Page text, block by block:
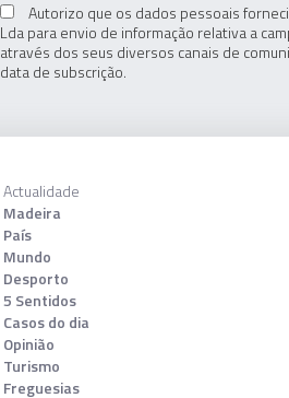
Autorizo que os dados pessoais
Lda para envio de informação relativa a
através dos seus diversos canais de
data de subscrição.
Actualidade
Madeira
País
Mundo
Desporto
5 Sentidos
Casos do dia
Opinião
Turismo
Freguesias